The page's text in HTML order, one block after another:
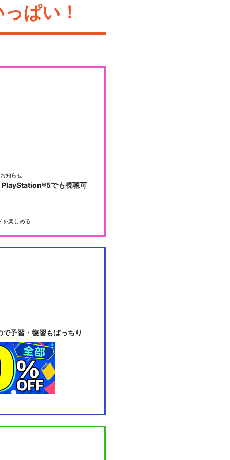
ぱい！
知らせ
でも視聴可
を楽しめる
予習・復習もばっちり